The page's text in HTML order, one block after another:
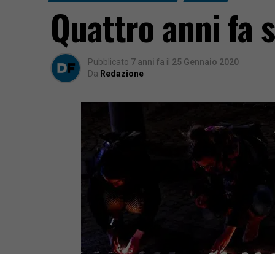
Quattro anni fa
Pubblicato 7 anni fa il 25 Gennaio 2020
Da Redazione